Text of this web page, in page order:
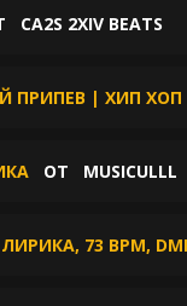
CA2S 2XIV BEATS
ПРИПЕВ | ХИП
ОТ MUSICULLL
73 BPM,